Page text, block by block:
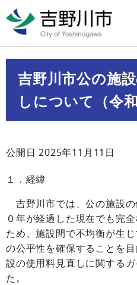
吉野川市公の施
しについて（令
公開日 2025年11月11日
１．経緯
吉野川市では、公の施設
０年が経過した現在でも完
ため、施設間で不均衡が生
の公平性を確保することを
設の使用料見直しに関する
た。